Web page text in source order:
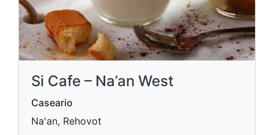
Si Cafe – Na’an West
Caseario
Na'an, Rehovot